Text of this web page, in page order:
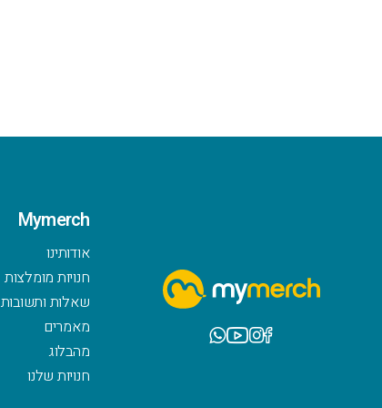
Mymerch
אודותינו
חנויות מומלצות
שאלות ותשובות
מאמרים
מהבלוג
חנויות שלנו